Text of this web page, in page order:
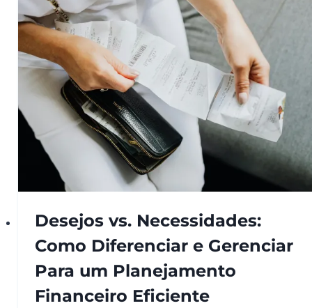
Desejos vs. Necessidades:
Como Diferenciar e Gerenciar
Para um Planejamento
Financeiro Eficiente